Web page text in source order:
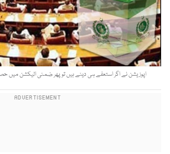
اپوزیشن نے اگر استعفے ہی دینے ہیں تو پھر ضمنی الیکشن میں